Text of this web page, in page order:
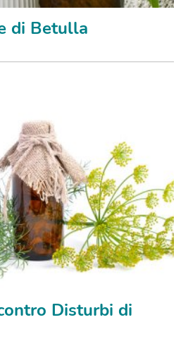
di Betulla
Disturbi di